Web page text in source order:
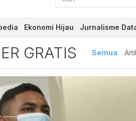
Ekonomi Hijau Jurnalisme
Terbaru
GRATIS Semua